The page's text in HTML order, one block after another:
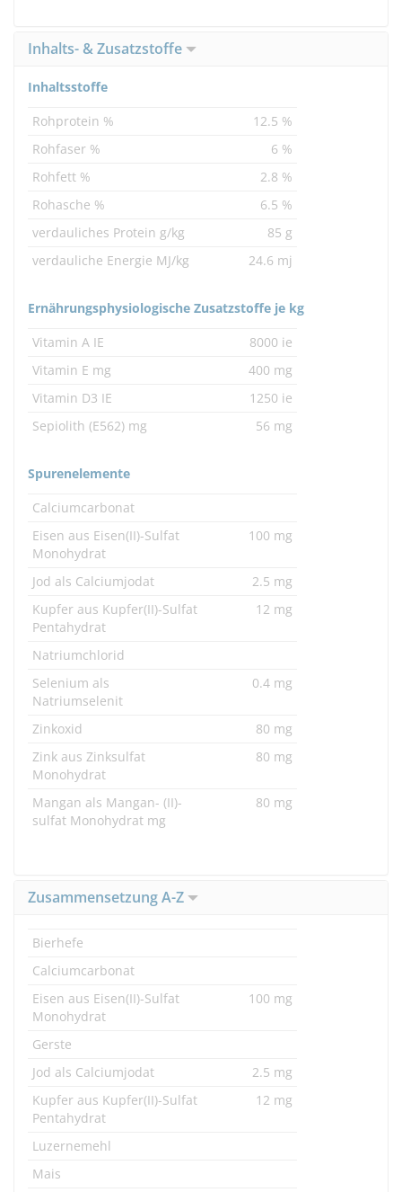
Inhalts- & Zusatzstoffe
Inhaltsstoffe
Rohprotein %
12.5 %
Rohfaser %
6 %
Rohfett %
2.8 %
Rohasche %
6.5 %
verdauliches Protein g/kg
85 g
verdauliche Energie MJ/kg
24.6 mj
Ernährungsphysiologische Zusatzstoffe je kg
Vitamin A IE
8000 ie
Vitamin E mg
400 mg
Vitamin D3 IE
1250 ie
Sepiolith (E562) mg
56 mg
Spurenelemente
Calciumcarbonat
Eisen aus Eisen(II)-Sulfat
Monohydrat
100 mg
Jod als Calciumjodat
2.5 mg
Kupfer aus Kupfer(II)-Sulfat
Pentahydrat
12 mg
Natriumchlorid
Selenium als
Natriumselenit
0.4 mg
Zinkoxid
80 mg
Zink aus Zinksulfat
Monohydrat
80 mg
Mangan als Mangan- (II)-
sulfat Monohydrat mg
80 mg
Zusammensetzung A-Z
Bierhefe
Calciumcarbonat
Eisen aus Eisen(II)-Sulfat
Monohydrat
100 mg
Gerste
Jod als Calciumjodat
2.5 mg
Kupfer aus Kupfer(II)-Sulfat
Pentahydrat
12 mg
Luzernemehl
Mais